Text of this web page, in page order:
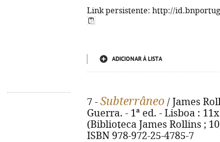
Link persistente: http://
ADICIONAR À LISTA
7 - Subterrâneo / James
Guerra. - 1ª ed. - Lisboa :
(Biblioteca James Rollins ;
ISBN 978-972-25-4785-7